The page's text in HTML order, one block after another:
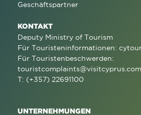
Geschäftspartner
KONTAKT
Deputy Ministry of Tourism
Für Touristeninformationen:
Für Touristenbeschwerden:
touristcomplaints@visitcyprus.com
T: (+357) 22691100
UNTERNEHMUNGEN